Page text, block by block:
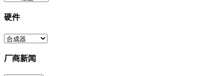
硬件
厂商新闻